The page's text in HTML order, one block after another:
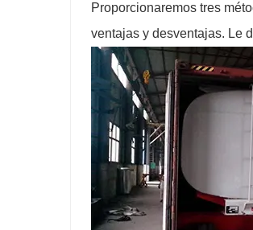
Proporcionaremos tres
ventajas y desventajas. Le